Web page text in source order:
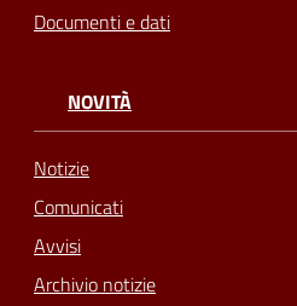
Documenti e dati
NOVITÀ
Notizie
Comunicati
Avvisi
Archivio notizie